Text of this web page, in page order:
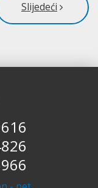
Slijedeći